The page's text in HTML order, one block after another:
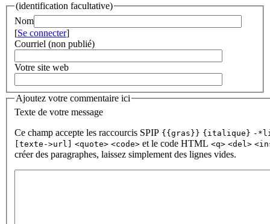
(identification facultative)
Nom
[Se connecter]
Courriel (non publié)
Votre site web
Ajoutez votre commentaire ici
Texte de votre message
Ce champ accepte les raccourcis SPIP {{gras}} {italique} -
[texte->url]
<quote> <code> et le code HTML <q> <del>
créer des paragraphes, laissez simplement des lignes vides.